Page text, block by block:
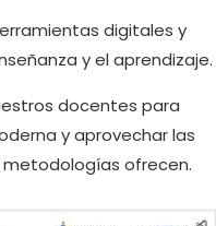
digitales y
y el aprendizaje.
docentes para
y aprovechar las
ofrecen.